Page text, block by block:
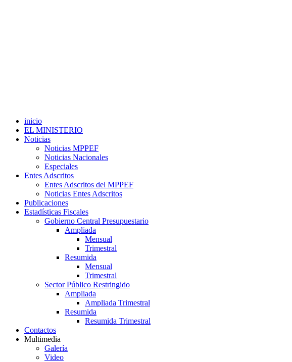
inicio
EL MINISTERIO
Noticias
Noticias MPPEF
Noticias Nacionales
Especiales
Entes Adscritos
Entes Adscritos del MPPEF
Noticias Entes Adscritos
Publicaciones
Estadísticas Fiscales
Gobierno Central Presupuestario
Ampliada
Mensual
Trimestral
Resumida
Mensual
Trimestral
Sector Público Restringido
Ampliada
Ampliada Trimestral
Resumida
Resumida Trimestral
Contactos
Multimedia
Galería
Video